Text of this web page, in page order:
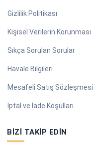
Gizlilik Politikası
Kişisel Verilerin Korunması
Sıkça Sorulan Sorular
Havale Bilgileri
Mesafeli Satış Sözleşmesi
İptal ve İade Koşulları
BIZI TAKIP EDIN